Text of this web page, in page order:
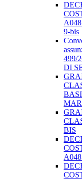
9-bis
499/
DI
BIS